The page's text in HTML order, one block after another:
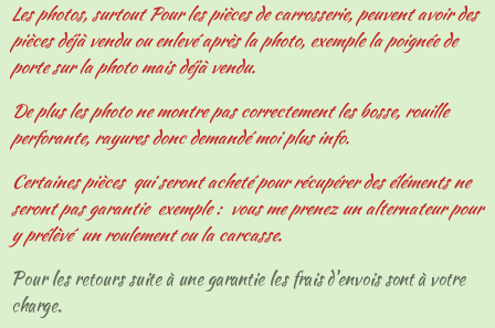
Les photos, surtout Pour les pièces de carrosserie, peuvent avoir des
pièces déjà vendu ou enlevé après la photo, exemple la poignée de
porte sur la photo mais déjà vendu.
De plus les photo ne montre pas correctement les bosse, rouille
perforante, rayures donc demandé moi plus info.
Certaines pièces qui seront acheté pour récupérer des éléments ne
seront pas garantie exemple : vous me prenez un alternateur pour
y prélèvé un roulement ou la carcasse.
Pour les retours suite à une garantie les frais d'envois sont à votre
charge.